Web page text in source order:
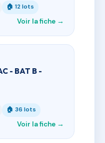
🏠 12 lots
Voir la fiche →
- BAT B -
🏠 36 lots
Voir la fiche →